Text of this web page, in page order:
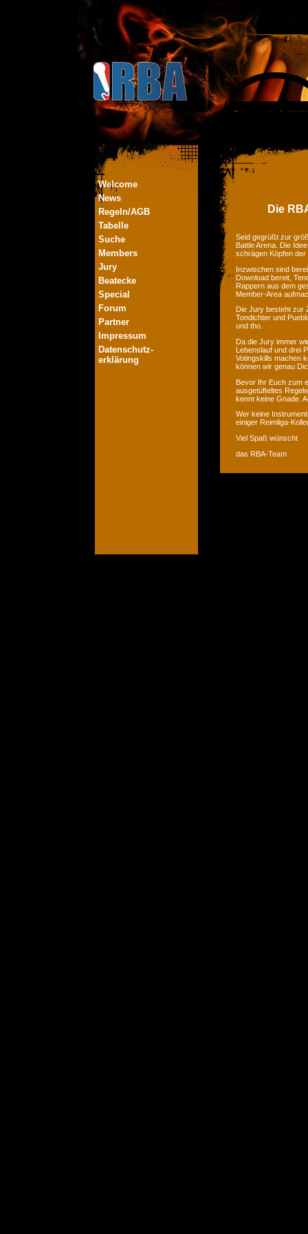
Welcome
News
Regeln/AGB
Tabelle
Suche
Members
Jury
Beatecke
Special
Forum
Partner
Impressum
Datenschutz-
erklärung
Die
Seid gegrüßt zur
Battle Arena. Die
schrägen Köpfen
Inzwischen sind
Download bereit,
Rappern aus dem
Member-Area
Die Jury besteht zur
Tondichter und
und tho.
Da die Jury immer
Lebenslauf und drei
Votingskills machen
können wir genau
Bevor Ihr Euch zum
ausgetüfteltes
kennt keine Gnade.
Wer keine
einiger Reimliga-
Viel Spaß wünscht
das RBA-Team